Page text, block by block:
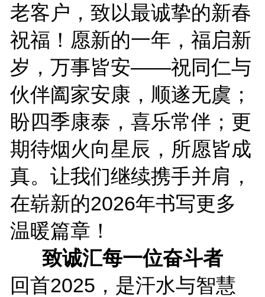
老客户，致以最诚挚的新春
祝福！愿新的一年，福启新
岁，万事皆安——祝同仁与
伙伴阖家安康，顺遂无虞；
盼四季康泰，喜乐常伴；更
期待烟火向星辰，所愿皆成
真。让我们继续携手并肩，
在崭新的2026年书写更多
温暖篇章！
致诚汇每一位奋斗者
回首2025，是汗水与智慧